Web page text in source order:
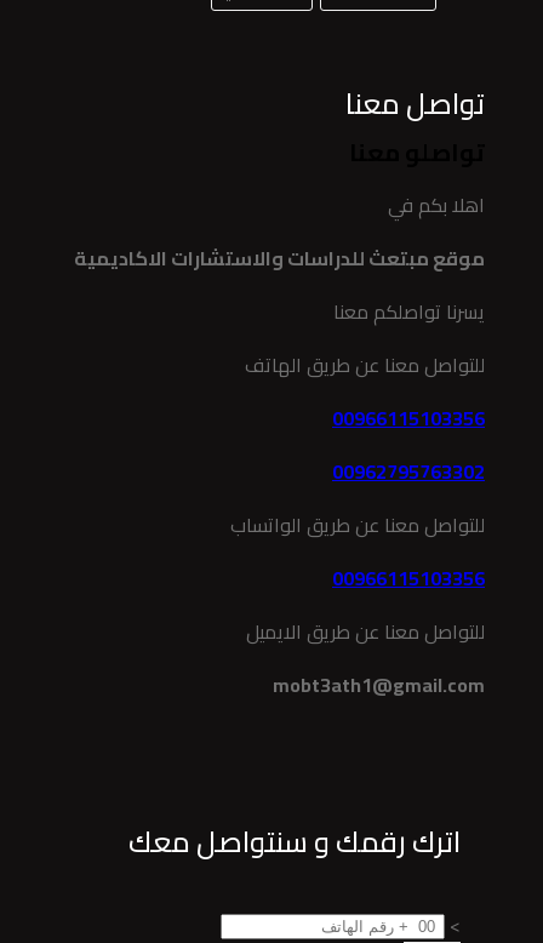
تواصل معنا
اهلا بكم في
موقع مبتعث للدراسات والاستشارات الاكاديمية
يسرنا تواصلكم معنا
للتواصل معنا عن طريق الهاتف
00966115103356
00962795763302
للتواصل معنا عن طريق الواتساب
00966115103356
للتواصل معنا عن طريق الايميل
mobt3ath1@gmail.com
اترك رقمك و سنتواصل معك
>